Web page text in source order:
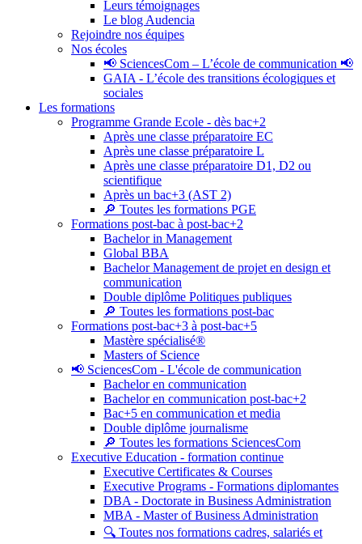
Leurs témoignages
Le blog Audencia
Rejoindre nos équipes
Nos écoles
📢 SciencesCom – L’école de communication 📢
GAIA - L’école des transitions écologiques et
sociales
Les formations
Programme Grande Ecole - dès bac+2
Après une classe préparatoire EC
Après une classe préparatoire L
Après une classe préparatoire D1, D2 ou
scientifique
Après un bac+3 (AST 2)
🔎 Toutes les formations PGE
Formations post-bac à post-bac+2
Bachelor in Management
Global BBA
Bachelor Management de projet en design et
communication
Double diplôme Politiques publiques
🔎 Toutes les formations post-bac
Formations post-bac+3 à post-bac+5
Mastère spécialisé®
Masters of Science
📢 SciencesCom - L'école de communication
Bachelor en communication
Bachelor en communication post-bac+2
Bac+5 en communication et media
Double diplôme journalisme
🔎 Toutes les formations SciencesCom
Executive Education - formation continue
Executive Certificates & Courses
Executive Programs - Formations diplomantes
DBA - Doctorate in Business Administration
MBA - Master of Business Administration
🔍 Toutes nos formations cadres, salariés et